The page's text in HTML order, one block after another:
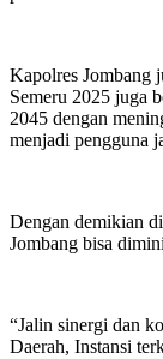
Kapolres Jombang
Semeru 2025 juga
2045 dengan
menjadi pengguna
Dengan demikian
Jombang bisa
“Jalin sinergi dan
Daerah, Instansi